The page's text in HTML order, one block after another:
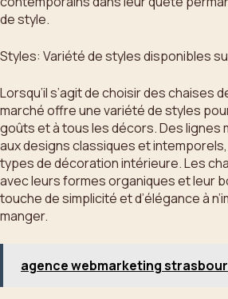
de style.
Styles: Variété de styles disponibles
Lorsqu’il s’agit de choisir des chaises
marché offre une variété de styles
goûts et à tous les décors. Des lignes
aux designs classiques et
types de décoration intérieure. Les
avec leurs formes organiques et leur
touche de simplicité et d’élégance à
manger.
agence webmarketing